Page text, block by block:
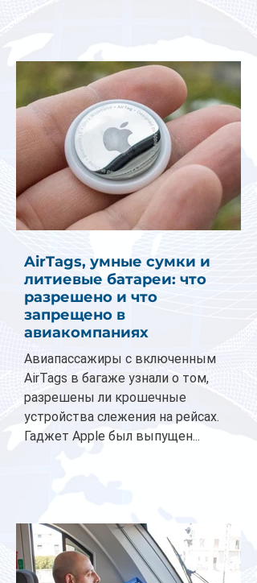
AirTags, умные сумки и
литиевые батареи: что
разрешено и что
запрещено в
авиакомпаниях
Авиапассажиры с включенным
AirTags в багаже узнали о том,
разрешены ли крошечные
устройства слежения на рейсах.
Гаджет Apple был выпущен...